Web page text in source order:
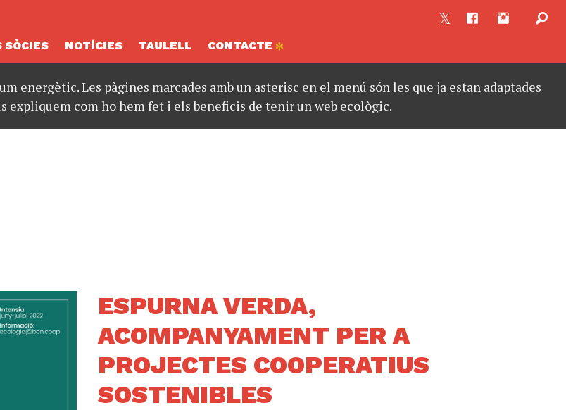
SÒCIES NOTÍCIES TAULELL CONTACTE
energètic. Les pàgines marcades amb un asterisc en el menú són les que ja estan adaptades
expliquem com ho hem fet i els beneficis de tenir un web ecològic.
ESPURNA VERDA,
ACOMPANYAMENT PER A
PROJECTES COOPERATIUS
SOSTENIBLES